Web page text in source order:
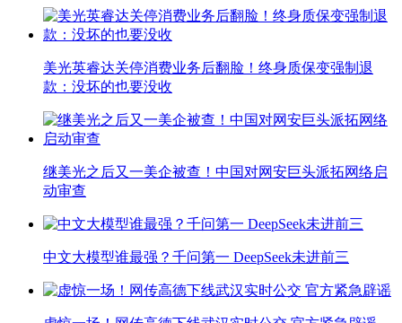
美光英睿达关停消费业务后翻脸！终身质保变强制退
款：没坏的也要没收
继美光之后又一美企被查！中国对网安巨头派拓网络启
动审查
中文大模型谁最强？千问第一 DeepSeek未进前三